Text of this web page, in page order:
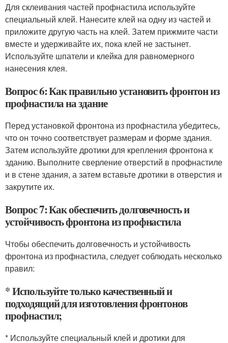
Для склеивания частей профнастила используйте
специальный клей. Нанесите клей на одну из частей и
приложите другую часть на клей. Затем прижмите части
вместе и удерживайте их, пока клей не застынет.
Используйте шпатели и клейка для равномерного
нанесения клея.
Вопрос 6: Как правильно установить фронтон из
профнастила на здание
Перед установкой фронтона из профнастила убедитесь,
что он точно соответствует размерам и форме здания.
Затем используйте дротики для крепления фронтона к
зданию. Выполните сверление отверстий в профнастиле
и в стене здания, а затем вставьте дротики в отверстия и
закрутите их.
Вопрос 7: Как обеспечить долговечность и
устойчивость фронтона из профнастила
Чтобы обеспечить долговечность и устойчивость
фронтона из профнастила, следует соблюдать несколько
правил:
* Используйте только качественный и
подходящий для изготовления фронтонов
профнастил;
* Используйте специальный клей и дротики для